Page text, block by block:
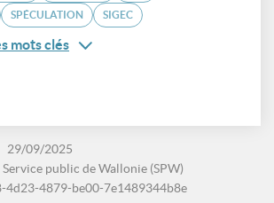
SPÉCULATION SIGEC
mots clés
29/09/2025
Service public de Wallonie (SPW)
4d23-4879-be00-7e1489344b8e